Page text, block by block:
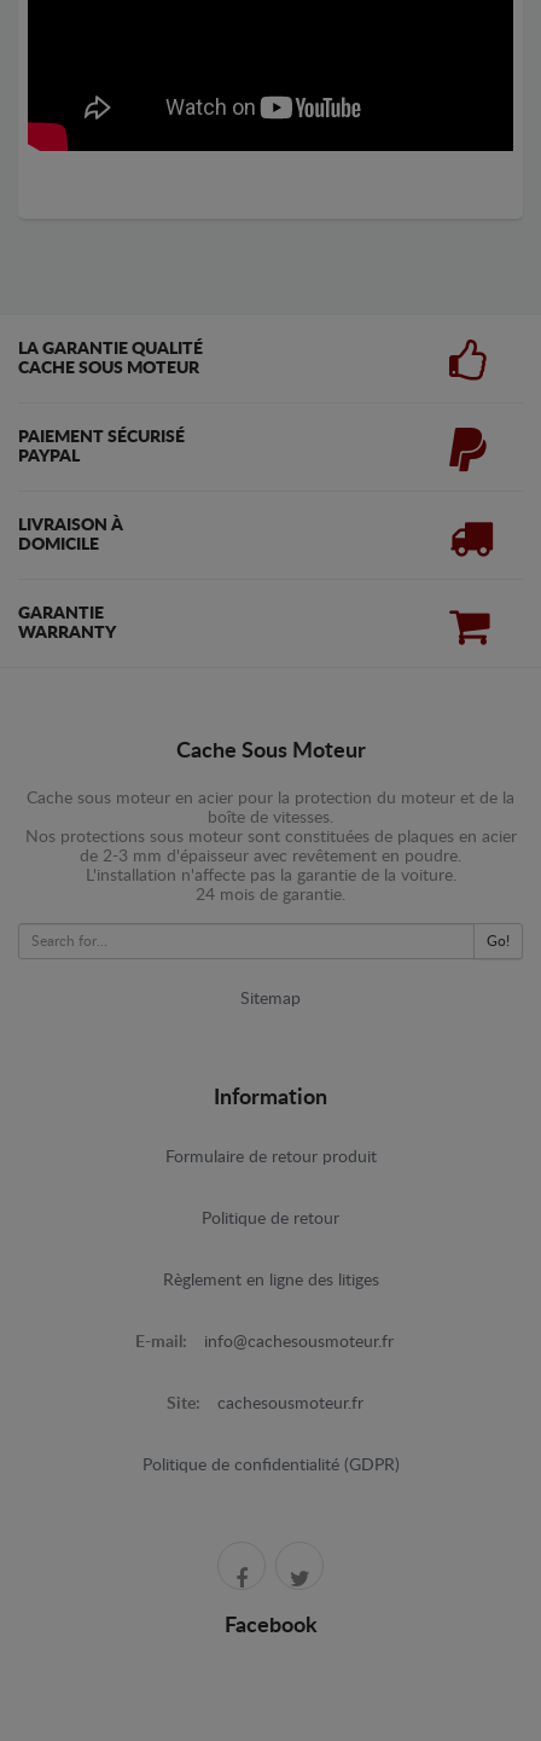
LA GARANTIE QUALITÉ
CACHE SOUS MOTEUR
PAIEMENT SÉCURISÉ
PAYPAL
LIVRAISON À
DOMICILE
GARANTIE
WARRANTY
Cache Sous Moteur
Cache sous moteur en acier pour la protection du moteur et de la
boîte de vitesses.
Nos protections sous moteur sont constituées de plaques en acier
de 2-3 mm d'épaisseur avec revêtement en poudre.
L'installation n'affecte pas la garantie de la voiture.
24 mois de garantie.
Go!
Sitemap
Information
Formulaire de retour produit
Politique de retour
Règlement en ligne des litiges
E-mail: info@cachesousmoteur.fr
Site: cachesousmoteur.fr
Politique de confidentialité (GDPR)
Facebook